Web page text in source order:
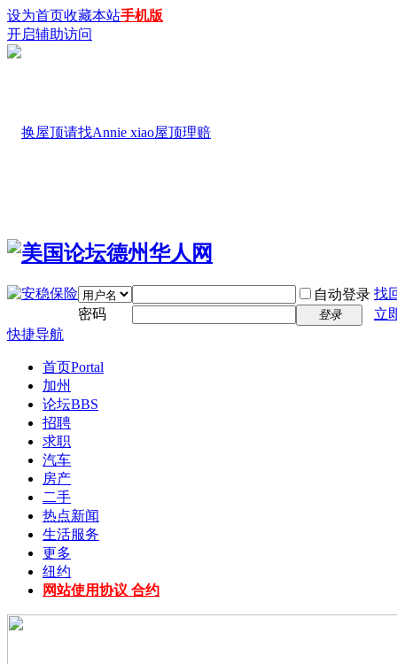
设为首页收藏本站手机版
开启辅助访问
自动登录 找
密码
登录
立
快捷导航
首页Portal
加州
论坛BBS
招聘
求职
汽车
房产
二手
热点新闻
生活服务
更多
纽约
网站使用协议 合约